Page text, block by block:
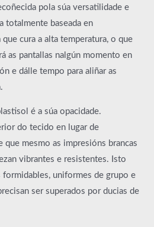
pola súa versatilidade e
totalmente baseada en
cura a alta temperatura, o que
as pantallas nalgún momento en
e dálle tempo para aliñar as
é a súa opacidade.
do tecido en lugar de
que mesmo as impresións brancas
vibrantes e resistentes. Isto
uniformes de grupo e
ser superados por ducias de